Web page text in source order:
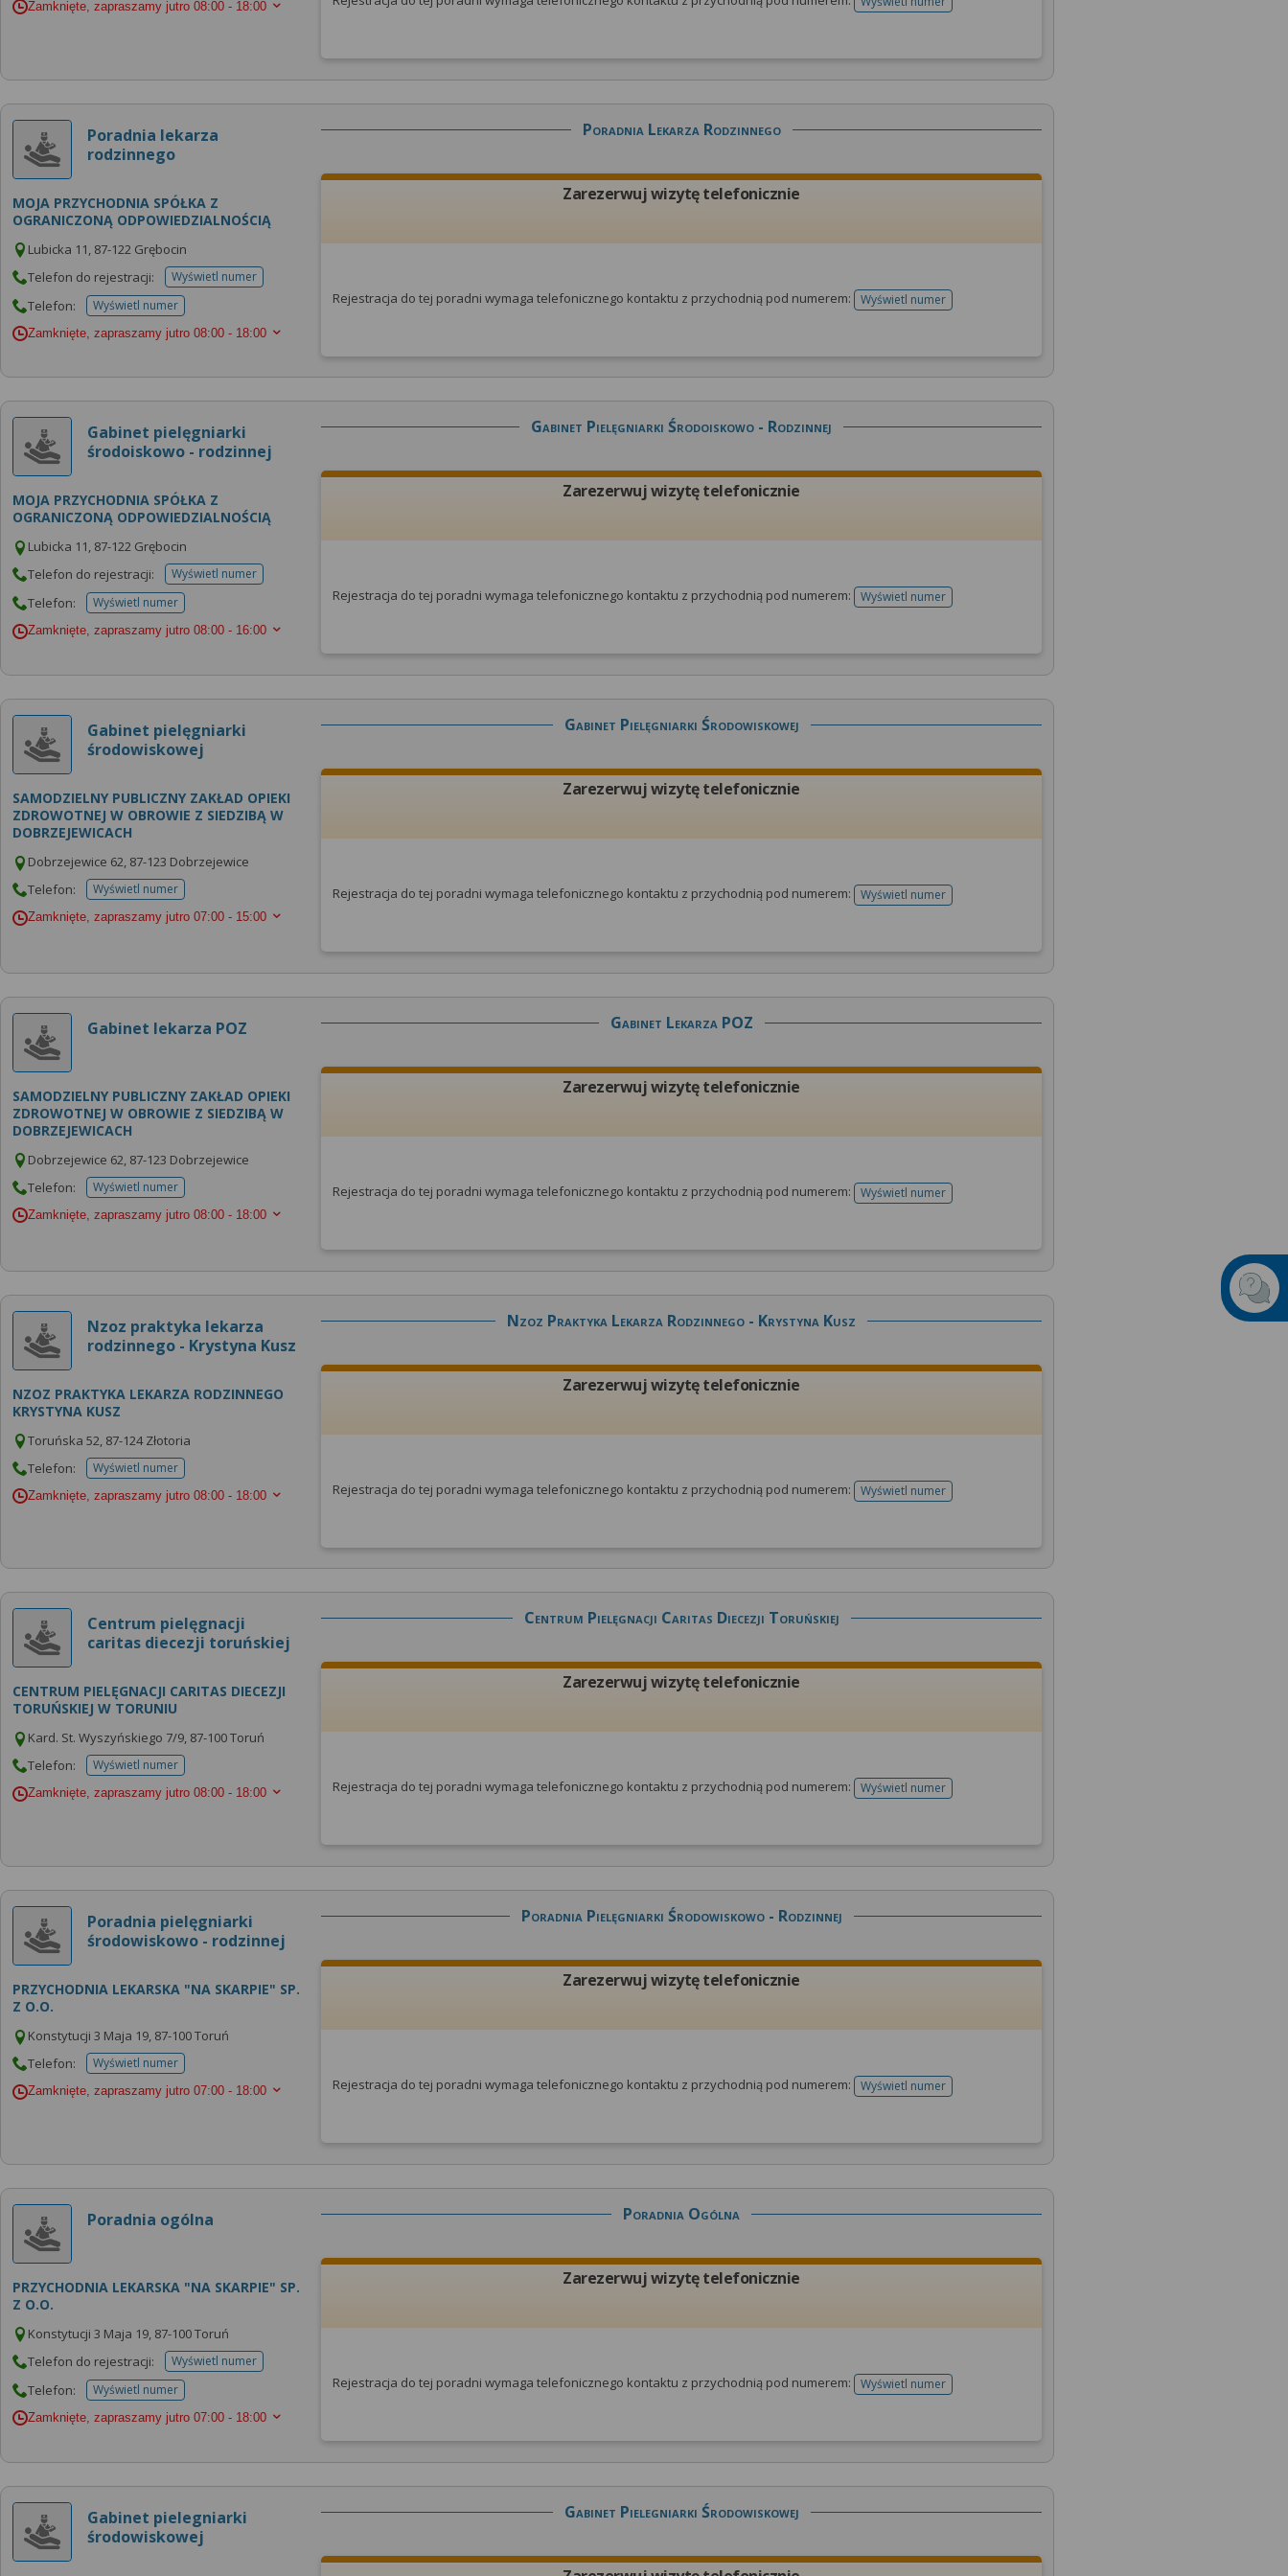
Zamknięte, zapraszamy jutro 08:00 - 18:00 telefonu do rejestracji
Poradnia lekarza
rodzinnego
MOJA PRZYCHODNIA SPÓŁKA Z
OGRANICZONĄ ODPOWIEDZIALNOŚCIĄ
Lubicka 11, 87-122 Grębocin
Telefon do rejestracji:
Wyświetl numertelefonu do rejestracji
Telefon: Wyświetl numertelefonu do placowki
Zamknięte, zapraszamy jutro 08:00 - 18:00
Poradnia Lekarza Rodzinnego
Zarezerwuj wizytę telefonicznie
Rejestracja do tej poradni wymaga telefonicznego kontaktu z przychodnią pod numerem: Wyświetl numertelefonu do rejestracji
Gabinet pielęgniarki
środoiskowo - rodzinnej
MOJA PRZYCHODNIA SPÓŁKA Z
OGRANICZONĄ ODPOWIEDZIALNOŚCIĄ
Lubicka 11, 87-122 Grębocin
Telefon do rejestracji:
Wyświetl numertelefonu do rejestracji
Telefon: Wyświetl numertelefonu do placowki
Zamknięte, zapraszamy jutro 08:00 - 16:00
Gabinet Pielęgniarki Środoiskowo - Rodzinnej
Zarezerwuj wizytę telefonicznie
Rejestracja do tej poradni wymaga telefonicznego kontaktu z przychodnią pod numerem: Wyświetl numertelefonu do rejestracji
Gabinet pielęgniarki
środowiskowej
SAMODZIELNY PUBLICZNY ZAKŁAD OPIEKI
ZDROWOTNEJ W OBROWIE Z SIEDZIBĄ W
DOBRZEJEWICACH
Dobrzejewice 62, 87-123 Dobrzejewice
Telefon:
Wyświetl numertelefonu do placowki
Zamknięte, zapraszamy jutro 07:00 - 15:00
Gabinet Pielęgniarki Środowiskowej
Zarezerwuj wizytę telefonicznie
Rejestracja do tej poradni wymaga telefonicznego kontaktu z przychodnią pod numerem: Wyświetl numertelefonu do rejestracji
Gabinet lekarza POZ
SAMODZIELNY PUBLICZNY ZAKŁAD OPIEKI
ZDROWOTNEJ W OBROWIE Z SIEDZIBĄ W
DOBRZEJEWICACH
Dobrzejewice 62, 87-123 Dobrzejewice
Telefon:
Wyświetl numertelefonu do placowki
Zamknięte, zapraszamy jutro 08:00 - 18:00
Gabinet Lekarza POZ
Zarezerwuj wizytę telefonicznie
Rejestracja do tej poradni wymaga telefonicznego kontaktu z przychodnią pod numerem: Wyświetl numertelefonu do rejestracji
Nzoz praktyka lekarza
rodzinnego - Krystyna Kusz
NZOZ PRAKTYKA LEKARZA RODZINNEGO
KRYSTYNA KUSZ
Toruńska 52, 87-124 Złotoria
Telefon:
Wyświetl numertelefonu do placowki
Zamknięte, zapraszamy jutro 08:00 - 18:00
Nzoz Praktyka Lekarza Rodzinnego - Krystyna Kusz
Zarezerwuj wizytę telefonicznie
Rejestracja do tej poradni wymaga telefonicznego kontaktu z przychodnią pod numerem: Wyświetl numertelefonu do rejestracji
Centrum pielęgnacji
caritas diecezji toruńskiej
CENTRUM PIELĘGNACJI CARITAS DIECEZJI
TORUŃSKIEJ W TORUNIU
Kard. St. Wyszyńskiego 7/9, 87-100 Toruń
Telefon:
Wyświetl numertelefonu do placowki
Zamknięte, zapraszamy jutro 08:00 - 18:00
Centrum Pielęgnacji Caritas Diecezji Toruńskiej
Zarezerwuj wizytę telefonicznie
Rejestracja do tej poradni wymaga telefonicznego kontaktu z przychodnią pod numerem: Wyświetl numertelefonu do rejestracji
Poradnia pielęgniarki
środowiskowo - rodzinnej
PRZYCHODNIA LEKARSKA "NA SKARPIE" SP.
Z O.O.
Konstytucji 3 Maja 19, 87-100 Toruń
Telefon:
Wyświetl numertelefonu do placowki
Zamknięte, zapraszamy jutro 07:00 - 18:00
Poradnia Pielęgniarki Środowiskowo - Rodzinnej
Zarezerwuj wizytę telefonicznie
Rejestracja do tej poradni wymaga telefonicznego kontaktu z przychodnią pod numerem: Wyświetl numertelefonu do rejestracji
Poradnia ogólna
PRZYCHODNIA LEKARSKA "NA SKARPIE" SP.
Z O.O.
Konstytucji 3 Maja 19, 87-100 Toruń
Telefon do rejestracji:
Wyświetl numertelefonu do rejestracji
Telefon: Wyświetl numertelefonu do placowki
Zamknięte, zapraszamy jutro 07:00 - 18:00
Poradnia Ogólna
Zarezerwuj wizytę telefonicznie
Rejestracja do tej poradni wymaga telefonicznego kontaktu z przychodnią pod numerem: Wyświetl numertelefonu do rejestracji
Gabinet pielegniarki
środowiskowej
Gabinet Pielegniarki Środowiskowej